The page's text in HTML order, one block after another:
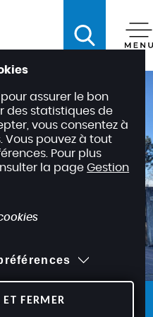
assurer le bon
des statistiques de
vous consentez à
Vous pouvez à tout
Pour plus
la pageGestion
ET FERMER